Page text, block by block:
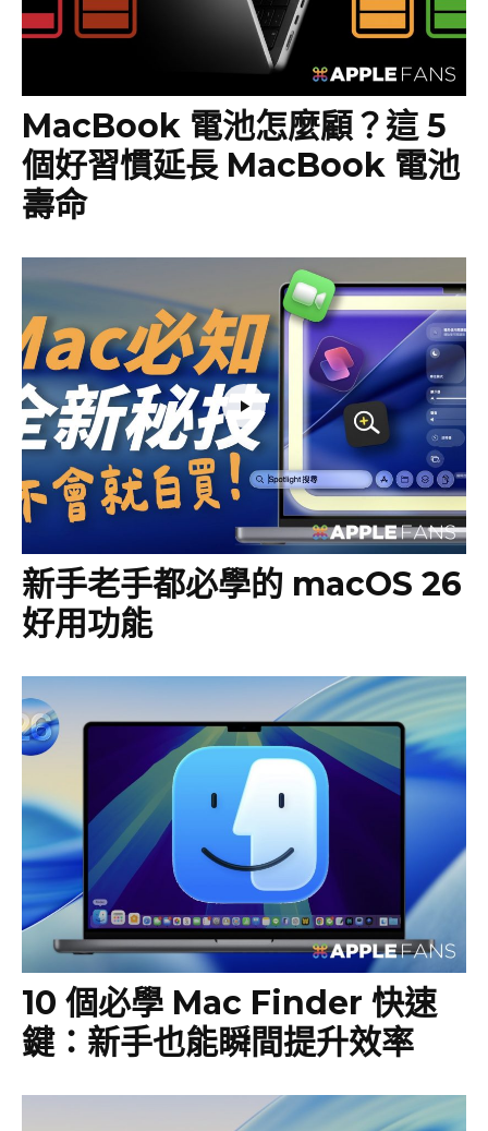
MacBook 電池怎麼顧？這 5
個好習慣延長 MacBook 電池
壽命
新手老手都必學的 macOS 26
好用功能
10 個必學 Mac Finder 快速
鍵：新手也能瞬間提升效率